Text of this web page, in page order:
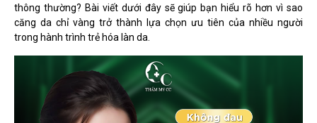
thông thường? Bài viết dưới đây sẽ giúp bạn hiểu rõ hơn vì sao
căng da chỉ vàng trở thành lựa chọn ưu tiên của nhiều người
trong hành trình trẻ hóa làn da.